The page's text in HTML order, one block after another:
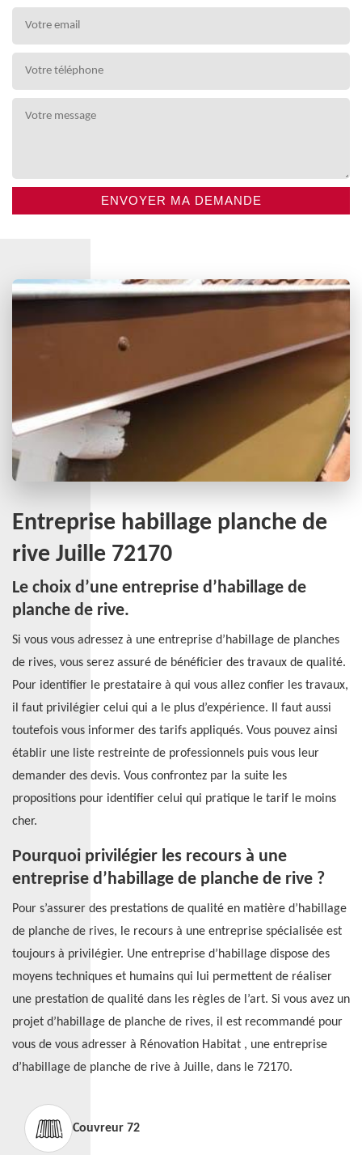
Entreprise habillage planche de
rive Juille 72170
Le choix d’une entreprise d’habillage de
planche de rive.
Si vous vous adressez à une entreprise d’habillage de planches
de rives, vous serez assuré de bénéficier des travaux de qualité.
Pour identifier le prestataire à qui vous allez confier les travaux,
il faut privilégier celui qui a le plus d’expérience. Il faut aussi
toutefois vous informer des tarifs appliqués. Vous pouvez ainsi
établir une liste restreinte de professionnels puis vous leur
demander des devis. Vous confrontez par la suite les
propositions pour identifier celui qui pratique le tarif le moins
cher.
Pourquoi privilégier les recours à une
entreprise d’habillage de planche de rive ?
Pour s’assurer des prestations de qualité en matière d’habillage
de planche de rives, le recours à une entreprise spécialisée est
toujours à privilégier. Une entreprise d’habillage dispose des
moyens techniques et humains qui lui permettent de réaliser
une prestation de qualité dans les règles de l’art. Si vous avez un
projet d’habillage de planche de rives, il est recommandé pour
vous de vous adresser à Rénovation Habitat , une entreprise
d’habillage de planche de rive à Juille, dans le 72170.
Couvreur 72